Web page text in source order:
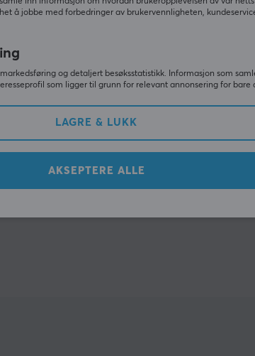
VIS MER
å jobbe med forbedringer av brukervennligheten,
og detaljert besøksstatistikk. Informasjon som
som ligger til grunn for relevant annonsering for bare
LAGRE & LUKK
AKSEPTERE ALLE